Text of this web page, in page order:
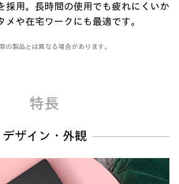
採用。長時間の使用でも疲れにくいか
メや在宅ワークにも最適です。
製品とは異なる場合があります。
特長
デザイン・外観